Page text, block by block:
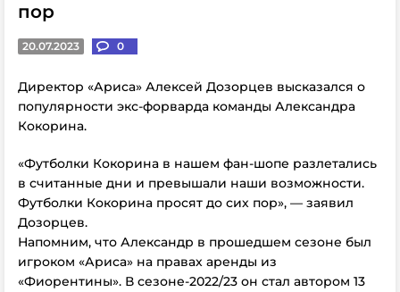
пор
20.07.2023 0
Директор «Ариса» Алексей Дозорцев высказался о
популярности экс-форварда команды Александра
Кокорина.
«Футболки Кокорина в нашем фан-шопе разлетались
в считанные дни и превышали наши возможности.
Футболки Кокорина просят до сих пор», — заявил
Дозорцев.
Напомним, что Александр в прошедшем сезоне был
игроком «Ариса» на правах аренды из
«Фиорентины». В сезоне-2022/23 он стал автором 13